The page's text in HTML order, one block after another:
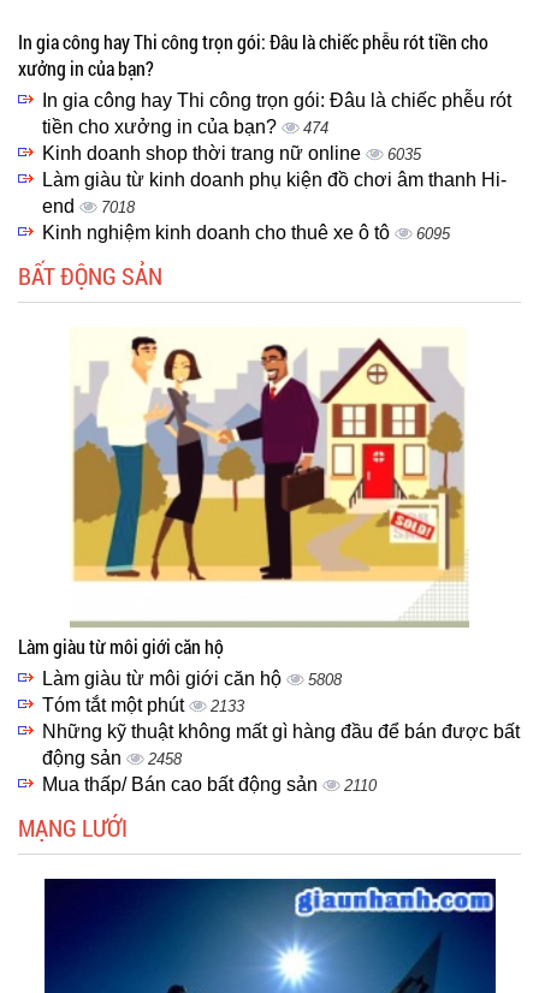
In gia công hay Thi công trọn gói: Đâu là chiếc phễu rót tiền cho
xưởng in của bạn?
In gia công hay Thi công trọn gói: Đâu là chiếc phễu rót
tiền cho xưởng in của bạn?
474
Kinh doanh shop thời trang nữ online 6035
Làm giàu từ kinh doanh phụ kiện đồ chơi âm thanh Hi-
end
7018
Kinh nghiệm kinh doanh cho thuê xe ô tô 6095
BẤT ĐỘNG SẢN
Làm giàu từ môi giới căn hộ
Làm giàu từ môi giới căn hộ 5808
Tóm tắt một phút 2133
Những kỹ thuật không mất gì hàng đầu để bán được bất
động sản
2458
Mua thấp/ Bán cao bất động sản 2110
MẠNG LƯỚI